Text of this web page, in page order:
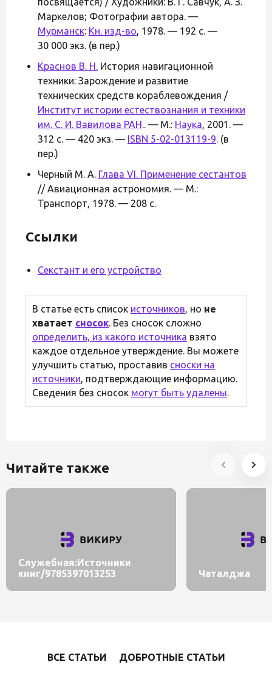
Маркелов; Фотографии автора. —
Мурманск: Кн. изд-во, 1978. — 192 с. —
30 000 экз. (в пер.)
Краснов В. Н. История навигационной
техники: Зарождение и развитие
технических средств кораблевождения /
Институт истории естествознания и техники
им. С. И. Вавилова РАН.. — М.: Наука, 2001. —
312 с. — 420 экз. — ISBN 5-02-013119-9. (в
пер.)
Черный М. А. Глава VI. Применение сестантов
// Авиационная астрономия. — М.:
Транспорт, 1978. — 208 с.
Ссылки
Секстант и его устройство
В статье есть список источников, но не
хватает сносок. Без сносок сложно
определить, из какого источника взято
каждое отдельное утверждение. Вы можете
улучшить статью, проставив сноски на
источники, подтверждающие информацию.
Сведения без сносок могут быть удалены.
Читайте также
Служебная:Источники
книг/9785397013253
Чаталджа
ВСЕ СТАТЬИ ДОБРОТНЫЕ СТАТЬИ